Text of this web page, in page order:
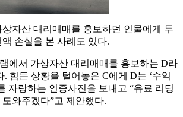
자산 대리매매를 홍보하던 인물에게 투
손실을 본 사례도 있다.
에서 가상자산 대리매매를 홍보하는 D라
. 힘든 상황을 털어놓은 C에게 D는 ‘수익
자랑하는 인증사진을 보내고 “유료 리딩
와주겠다”고 제안했다.